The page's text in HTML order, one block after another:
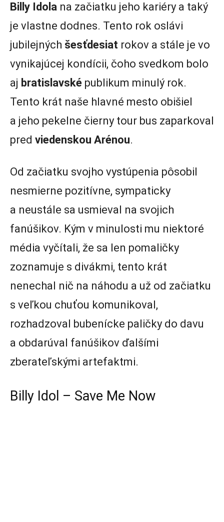
Billy Idola na začiatku jeho kariéry a taký
je vlastne dodnes. Tento rok oslávi
jubilejných šesťdesiat rokov a stále je vo
vynikajúcej kondícii, čoho svedkom bolo
aj bratislavské publikum minulý rok.
Tento krát naše hlavné mesto obišiel
a jeho pekelne čierny tour bus zaparkoval
pred viedenskou Arénou.
Od začiatku svojho vystúpenia pôsobil
nesmierne pozitívne, sympaticky
a neustále sa usmieval na svojich
fanúšikov. Kým v minulosti mu niektoré
média vyčítali, že sa len pomaličky
zoznamuje s divákmi, tento krát
nenechal nič na náhodu a už od začiatku
s veľkou chuťou komunikoval,
rozhadzoval bubenícke paličky do davu
a obdarúval fanúšikov ďalšími
zberateľskými artefaktmi.
Billy Idol – Save Me Now